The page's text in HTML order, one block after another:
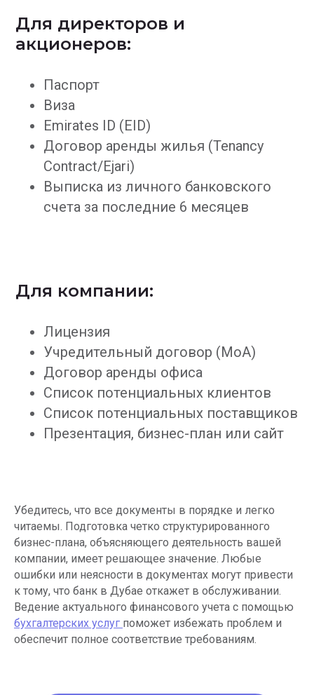
Для директоров и
акционеров:
Паспорт
Виза
Emirates ID (EID)
Договор аренды жилья (Tenancy
Contract/Ejari)
Выписка из личного банковского
счета за последние 6 месяцев
Для компании:
Лицензия
Учредительный договор (MoA)
Договор аренды офиса
Список потенциальных клиентов
Список потенциальных поставщиков
Презентация, бизнес-план или сайт
Убедитесь, что все документы в порядке и легко
читаемы. Подготовка четко структурированного
бизнес-плана, объясняющего деятельность вашей
компании, имеет решающее значение. Любые
ошибки или неясности в документах могут привести
к тому, что банк в Дубае откажет в обслуживании.
Ведение актуального финансового учета с помощью
бухгалтерских услуг поможет избежать проблем и
обеспечит полное соответствие требованиям.